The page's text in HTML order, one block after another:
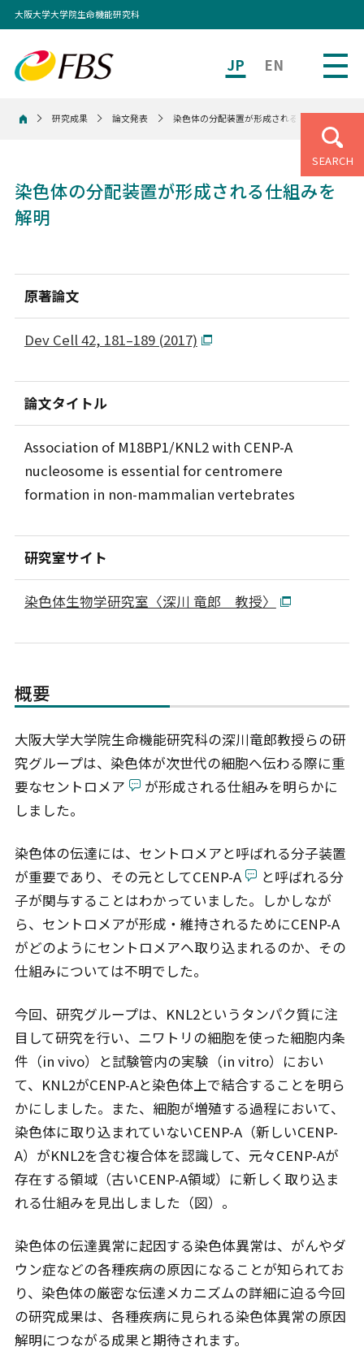
JP EN
大阪大学大学院生命機能研究科
SEARCH
ホーム研究成果 論文発表 染色体の分配装置が形成される仕組みを解明
染色体の分配装置が形成される仕組みを
解明
原著論文
Dev Cell 42, 181–189 (2017)
論文タイトル
Association of M18BP1/KNL2 with CENP-A
nucleosome is essential for centromere
formation in non-mammalian vertebrates
研究室サイト
染色体生物学研究室〈深川 竜郎 教授〉
概要
大阪大学大学院生命機能研究科の深川竜郎教授らの研
究グループは、染色体が次世代の細胞へ伝わる際に重
要なセントロメア
が形成される仕組みを明らかに
しました。
染色体の伝達には、セントロメアと呼ばれる分子装置
が重要であり、その元としてCENP-A
と呼ばれる分
子が関与することはわかっていました。しかしなが
ら、セントロメアが形成・維持されるためにCENP-A
がどのようにセントロメアへ取り込まれるのか、その
仕組みについては不明でした。
今回、研究グループは、KNL2というタンパク質に注
目して研究を行い、ニワトリの細胞を使った細胞内条
件（in vivo）と試験管内の実験（in vitro）におい
て、KNL2がCENP-Aと染色体上で結合することを明ら
かにしました。また、細胞が増殖する過程において、
染色体に取り込まれていないCENP-A（新しいCENP-
A）がKNL2を含む複合体を認識して、元々CENP-Aが
存在する領域（古いCENP-A領域）に新しく取り込ま
れる仕組みを見出しました（図）。
染色体の伝達異常に起因する染色体異常は、がんやダ
ウン症などの各種疾病の原因になることが知られてお
り、染色体の厳密な伝達メカニズムの詳細に迫る今回
の研究成果は、各種疾病に見られる染色体異常の原因
解明につながる成果と期待されます。